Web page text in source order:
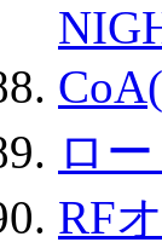
ロ
RF